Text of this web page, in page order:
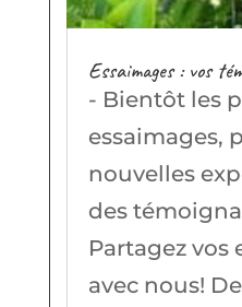
Essaimages : vos
- Bientôt les
essaimages,
nouvelles
des
Partagez vos
avec nous!